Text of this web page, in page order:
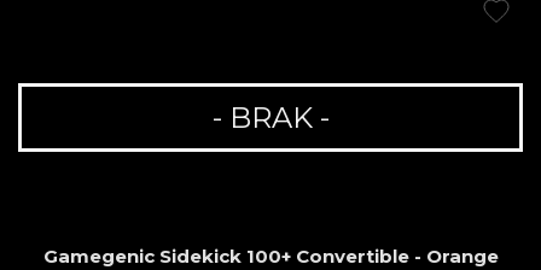
- BRAK -
Gamegenic Sidekick 100+ Convertible - Orange